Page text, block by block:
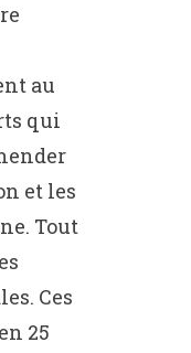
au
qui
et les
Tout
Ces
25